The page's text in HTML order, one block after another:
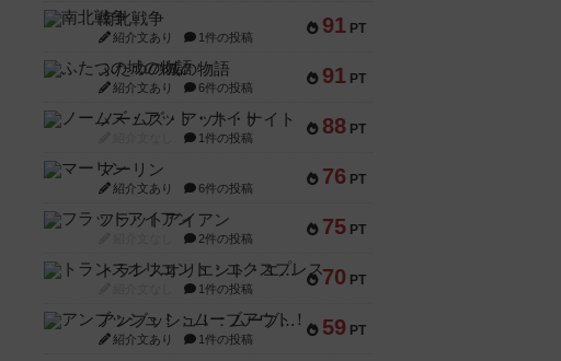
91 PT
南北戦争
紹介文あり 1件の投稿
91 PT
ふたつの城の物語
紹介文あり 6件の投稿
88 PT
ノームズ・アット・ナイト
1件の投稿
76 PT
マーリン
紹介文あり 6件の投稿
75 PT
フラットアイアン
2件の投稿
70 PT
トランスオリエント・エクスプレス
1件の投稿
59 PT
アンブッシュ！：ムーブアウト！
紹介文あり 1件の投稿